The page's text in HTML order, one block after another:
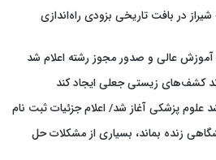
در بافت تاریخی بزودی راه‌اندازی
عالی و صدور مجوز رشته اعلام شد
کشف‌های زیستی جعلی ایجاد کند
علوم پزشکی آغاز شد/ اعلام جزئیات ثبت نام
زنده بماند، بسیاری از مشکلات حل